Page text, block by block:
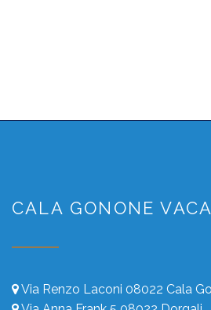
CALA GONONE
Via Renzo Laconi 08022 Cala